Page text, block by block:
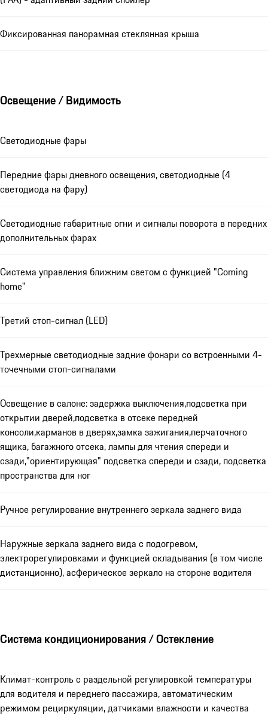
Фиксированная панорамная стеклянная крыша
Освещение / Видимость
Светодиодные фары
Передние фары дневного освещения, светодиодные (4
светодиода на фару)
Светодиодные габаритные огни и сигналы поворота в передних
дополнительных фарах
Система управления ближним светом с функцией "Coming
home"
Третий стоп-сигнал (LED)
Трехмерные светодиодные задние фонари со встроенными 4-
точечными стоп-сигналами
Освещение в салоне: задержка выключения,подсветка при
открытии дверей,подсветка в отсеке передней
консоли,карманов в дверях,замка зажигания,перчаточного
ящика, багажного отсека, лампы для чтения спереди и
сзади,"ориентирующая" подсветка спереди и сзади, подсветка
пространства для ног
Ручное регулирование внутреннего зеркала заднего вида
Наружные зеркала заднего вида с подогревом,
электрорегулировками и функцией складывания (в том числе
дистанционно), асферическое зеркало на стороне водителя
Система кондиционирования / Остекление
Климат-контроль с раздельной регулировкой температуры
для водителя и переднего пассажира, автоматическим
режимом рециркуляции, датчиками влажности и качества